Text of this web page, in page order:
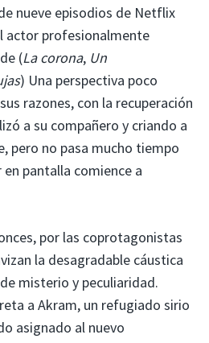
nueve episodios de Netflix
actor profesionalmente
(La corona, Un
) Una perspectiva poco
razones, con la recuperación
a su compañero y criando a
pero no pasa mucho tiempo
pantalla comience a
por las coprotagonistas
la desagradable cáustica
misterio y peculiaridad.
a Akram, un refugiado sirio
asignado al nuevo